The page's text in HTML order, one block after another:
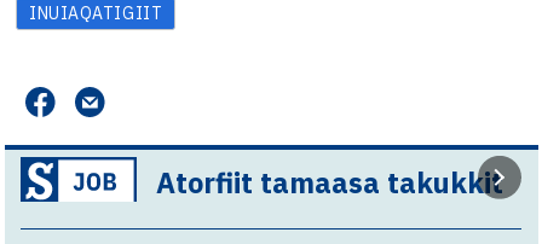
INUIAQATIGIIT
Atorfiit tamaasa takukkit